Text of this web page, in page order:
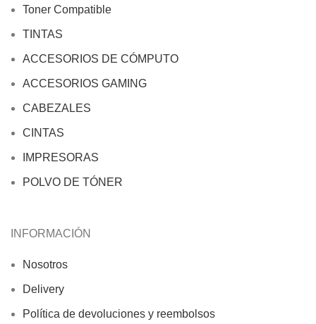
Toner Compatible
TINTAS
ACCESORIOS DE CÓMPUTO
ACCESORIOS GAMING
CABEZALES
CINTAS
IMPRESORAS
POLVO DE TÓNER
INFORMACIÓN
Nosotros
Delivery
Política de devoluciones y reembolsos